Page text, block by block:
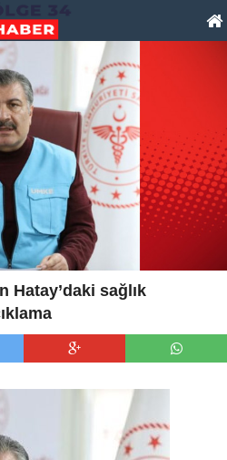
Hatay’daki sağlık